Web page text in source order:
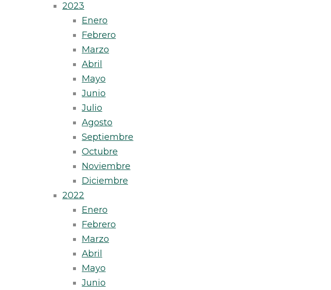
2023
Enero
Febrero
Marzo
Abril
Mayo
Junio
Julio
Agosto
Septiembre
Octubre
Noviembre
Diciembre
2022
Enero
Febrero
Marzo
Abril
Mayo
Junio